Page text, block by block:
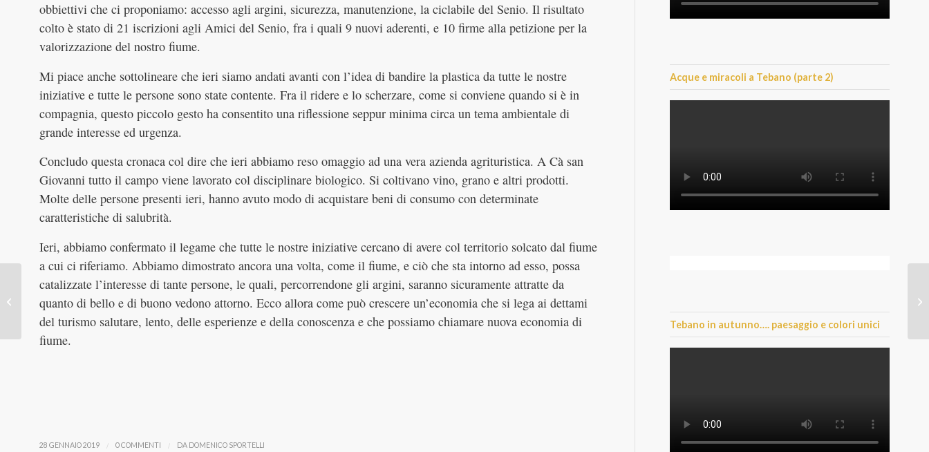
obbiettivi che ci proponiamo: accesso agli argini, sicurezza, manutenzione, la ciclabile del Senio. Il risultato
colto è stato di 21 iscrizioni agli Amici del Senio, fra i quali 9 nuovi aderenti, e 10 firme alla petizione per la
valorizzazione del nostro fiume.
Mi piace anche sottolineare che ieri siamo andati avanti con l’idea di bandire la plastica da tutte le nostre
iniziative e tutte le persone sono state contente. Fra il ridere e lo scherzare, come si conviene quando si è in
compagnia, questo piccolo gesto ha consentito una riflessione seppur minima circa un tema ambientale di
grande interesse ed urgenza.
Concludo questa cronaca col dire che ieri abbiamo reso omaggio ad una vera azienda agrituristica. A Cà san
Giovanni tutto il campo viene lavorato col disciplinare biologico. Si coltivano vino, grano e altri prodotti.
Molte delle persone presenti ieri, hanno avuto modo di acquistare beni di consumo con determinate
caratteristiche di salubrità.
Ieri, abbiamo confermato il legame che tutte le nostre iniziative cercano di avere col territorio solcato dal fiume
a cui ci riferiamo. Abbiamo dimostrato ancora una volta, come il fiume, e ciò che sta intorno ad esso, possa
catalizzate l’interesse di tante persone, le quali, percorrendone gli argini, saranno sicuramente attratte da
quanto di bello e di buono vedono attorno. Ecco allora come può crescere un’economia che si lega ai dettami
del turismo salutare, lento, delle esperienze e della conoscenza e che possiamo chiamare nuova economia di
fiume.
28 GENNAIO 2019 / 0 COMMENTI / DA DOMENICO SPORTELLI
Acque e miracoli a Tebano (parte 2)
Tebano in autunno…. paesaggio e colori unici
Tebano edizione 2019